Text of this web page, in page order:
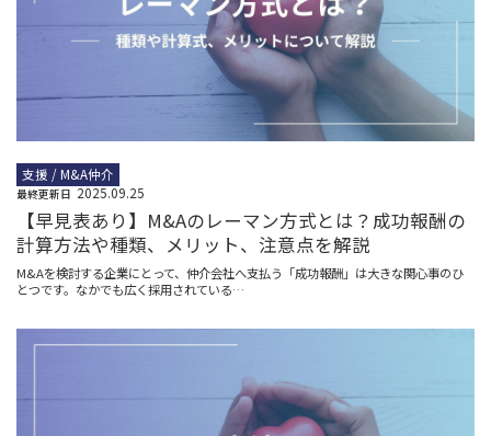
支援 / M&A仲介
最終更新日 2025.09.25
【早見表あり】M&Aのレーマン方式とは？成功報酬の
計算方法や種類、メリット、注意点を解説
M&Aを検討する企業にとって、仲介会社へ支払う「成功報酬」は大きな関心事のひ
とつです。なかでも広く採用されている…